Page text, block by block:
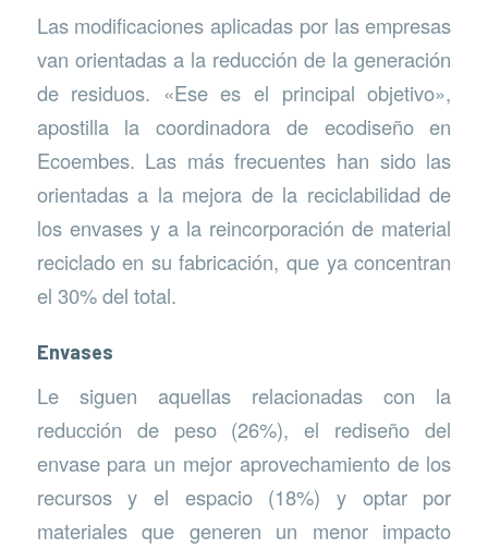
Las modificaciones aplicadas por las empresas
van orientadas a la reducción de la generación
de residuos. «Ese es el principal objetivo»,
apostilla la coordinadora de ecodiseño en
Ecoembes. Las más frecuentes han sido las
orientadas a la mejora de la reciclabilidad de
los envases y a la reincorporación de material
reciclado en su fabricación, que ya concentran
el 30% del total.
Envases
Le siguen aquellas relacionadas con la
reducción de peso (26%), el rediseño del
envase para un mejor aprovechamiento de los
recursos y el espacio (18%) y optar por
materiales que generen un menor impacto